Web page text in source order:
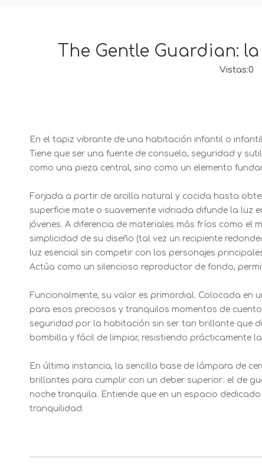
The Gentle Guardian:
Vistas:0
En el tapiz vibrante de una habitación infantil o
Tiene que ser una fuente de consuelo, seguridad y
como una pieza central, sino como un elemento
Forjada a partir de arcilla natural y cocida hasta
superficie mate o suavemente vidriada difunde la luz
jóvenes. A diferencia de materiales más fríos como el
simplicidad de su diseño (tal vez un recipiente
luz esencial sin competir con los personajes
Actúa como un silencioso reproductor de fondo,
Funcionalmente, su valor es primordial. Colocada en
para esos preciosos y tranquilos momentos de
seguridad por la habitación sin ser tan brillante que
bombilla y fácil de limpiar, resistiendo prácticamente
En última instancia, la sencilla base de lámpara de
brillantes para cumplir con un deber superior: el de
noche tranquila. Entiende que en un espacio
tranquilidad.